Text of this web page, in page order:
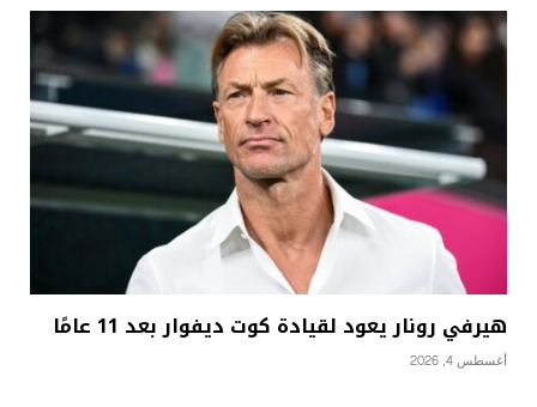
هيرفي رونار يعود لقيادة كوت ديفوار بعد 11 عامًا
أغسطس 4, 2026